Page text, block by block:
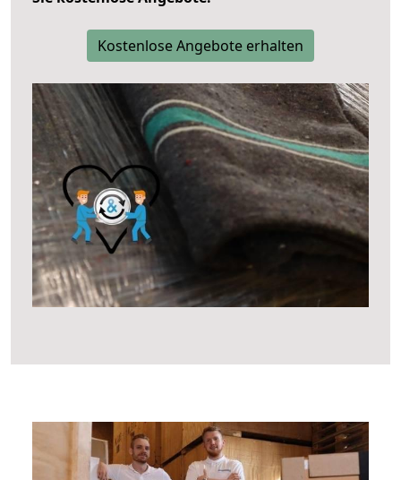
Kostenlose Angebote erhalten